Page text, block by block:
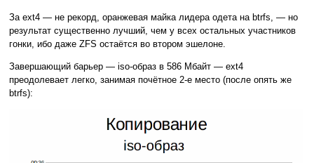
За ext4 — не рекорд, оранжевая майка лидера одета на btrfs, — но
результат существенно лучший, чем у всех остальных участников
гонки, ибо даже ZFS остаётся во втором эшелоне.
Завершающий барьер — iso-образ в 586 Мбайт — ext4
преодолевает легко, занимая почётное 2-е место (после опять же
btrfs):